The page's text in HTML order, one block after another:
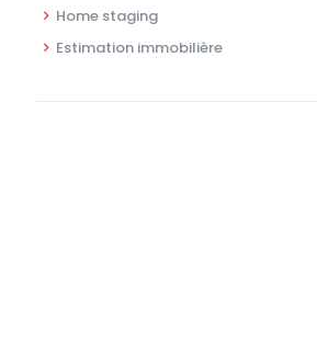
Home staging
Estimation immobilière